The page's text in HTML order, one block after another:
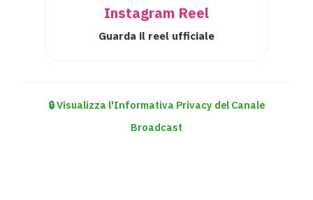
Instagram Reel
Guarda il reel ufficiale
🔒 Visualizza l'Informativa Privacy del Canale
Broadcast